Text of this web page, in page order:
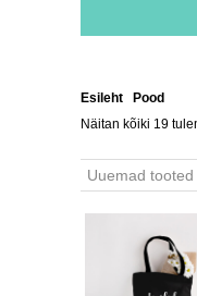
Esileht Pood
Näitan kõiki 19